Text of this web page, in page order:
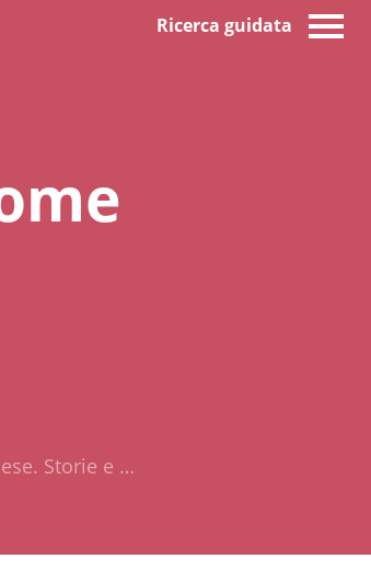
Ricerca guidata
Storie e …